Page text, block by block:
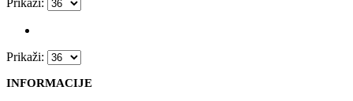
Prikaži:
INFORMACIJE